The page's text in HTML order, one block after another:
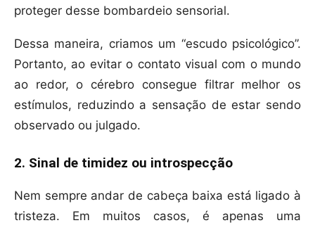
proteger desse bombardeio sensorial.
Dessa maneira, criamos um “escudo psicológico”.
Portanto, ao evitar o contato visual com o mundo
ao redor, o cérebro consegue filtrar melhor os
estímulos, reduzindo a sensação de estar sendo
observado ou julgado.
2. Sinal de timidez ou introspecção
Nem sempre andar de cabeça baixa está ligado à
tristeza. Em muitos casos, é apenas uma